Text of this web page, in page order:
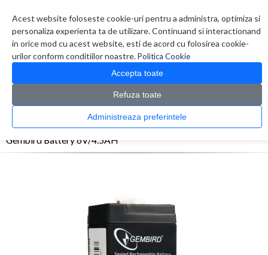
Acest website foloseste cookie-uri pentru a administra, optimiza si
personaliza experienta ta de utilizare. Continuand si interactionand
in orice mod cu acest website, esti de acord cu folosirea cookie-
urilor conform conditiilor noastre.Politica Cookie
Accepta toate
Refuza toate
Administreaza preferintele
0 produs(e)
CATALOG PRODUSE
UPS - Protectie > Acumulatori > Gembird Battery 6V/4.5AH
Gembird Battery 6V/4.5AH